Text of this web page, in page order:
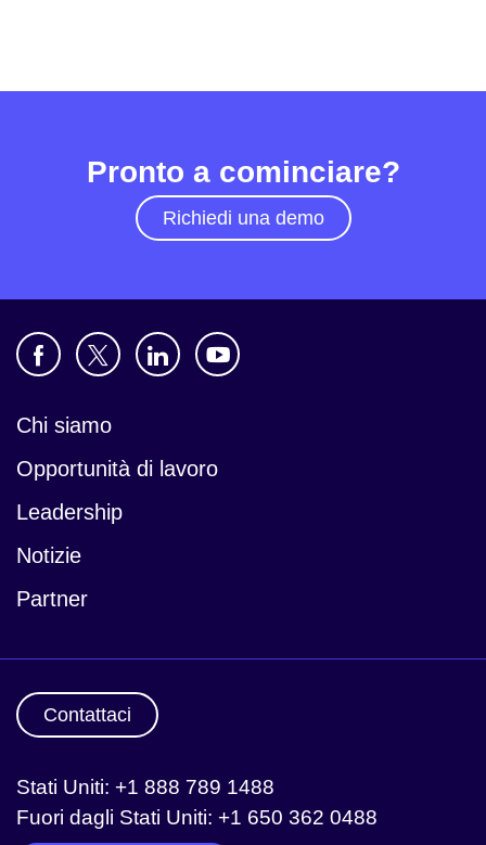
Pronto a cominciare?
Richiedi una demo
Chi siamo
Opportunità di lavoro
Leadership
Notizie
Partner
Contattaci
Stati Uniti: +1 888 789 1488
Fuori dagli Stati Uniti: +1 650 362 0488